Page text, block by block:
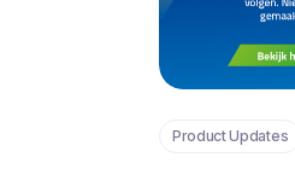
Product Updates